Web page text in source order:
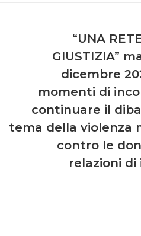
“UNA
GIUSTIZIA”
dicembre
momenti di
continuare il
tema della violenza
contro le
relazioni